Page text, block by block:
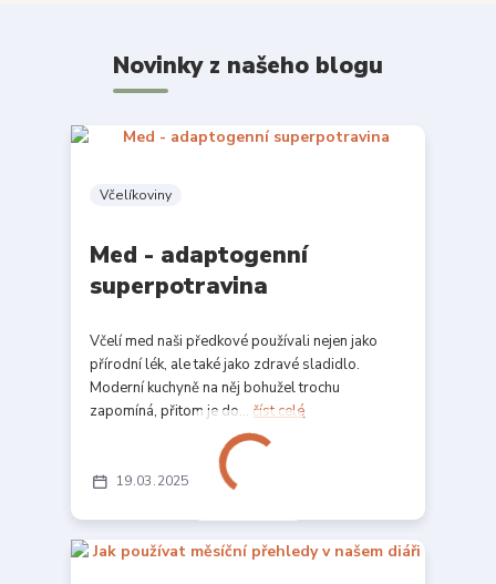
Novinky z našeho blogu
19 03 2025
Včelíkoviny
Med - adaptogenní
superpotravina
Včelí med naši předkové používali nejen jako
přírodní lék, ale také jako zdravé sladidlo.
Moderní kuchyně na něj bohužel trochu
zapomíná, přitom je do... číst celé